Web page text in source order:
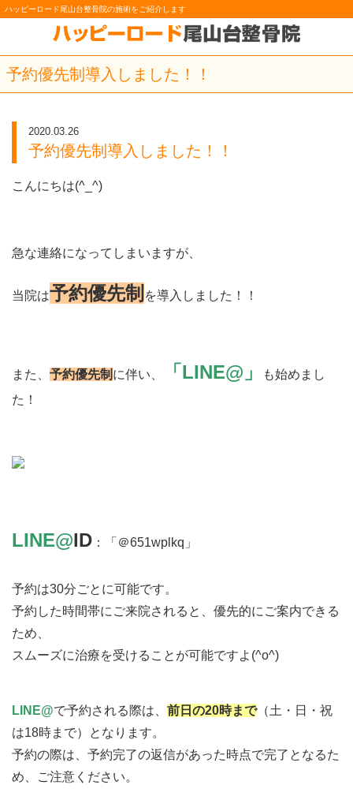
ハッピーロード尾山台整骨院の施術をご紹介します
予約優先制導入しました！！
2020.03.26
予約優先制導入しました！！
こんにちは(^_^)
急な連絡になってしまいますが、
当院は予約優先制 を導入しました！！
また、 予約優先制 に伴い、 「LINE@」
も始めまし
た！
LINE@ID ：「＠651wplkq」
予約は30分ごとに可能です。
予約した時間帯にご来院されると、優先的にご案内できる
ため、
スムーズに治療を受けることが可能ですよ(^o^)
LINE@で予約される際は、 前日の20時まで（土・日・祝
は18時まで）となります。
予約の際は、予約完了の返信があった時点で完了となるた
め、ご注意ください。